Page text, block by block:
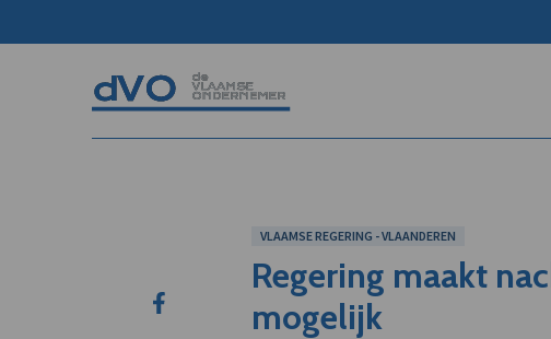
VLAAMSE REGERING - VLAANDEREN
Regering maakt
mogelijk